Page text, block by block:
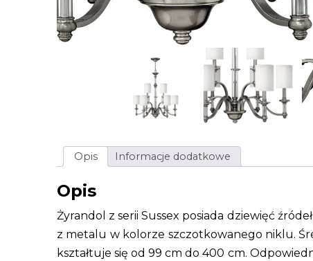
Opis Informacje dodatkowe
Opis
Żyrandol z serii Sussex posiada dziewięć
z metalu w kolorze szczotkowanego niklu.
kształtuje się od 99 cm do 400 cm.